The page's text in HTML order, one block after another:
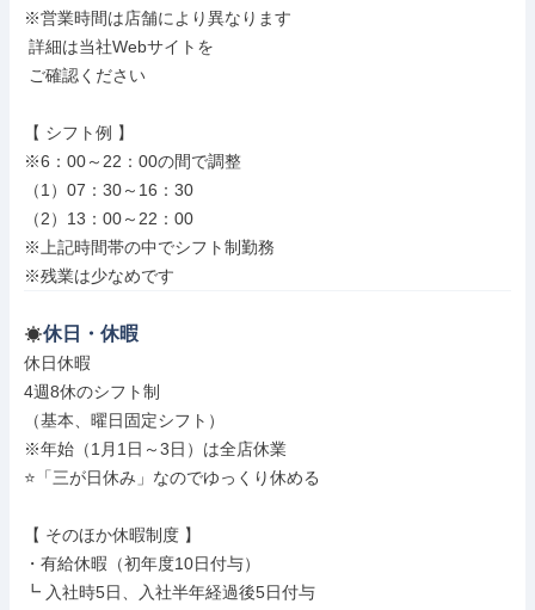
※営業時間は店舗により異なります
【 シフト例 】
※6：00～22：00の間で調整
（1）07：30～16：30
（2）13：00～22：00
※上記時間帯の中でシフト制勤務
※残業は少なめです
休日・休暇
休日休暇
4週8休のシフト制
（基本、曜日固定シフト）
※年始（1月1日～3日）は全店休業
⭐「三が日休み」なのでゆっくり休める
【 そのほか休暇制度 】
・有給休暇（初年度10日付与）
┗ 入社時5日、入社半年経過後5日付与